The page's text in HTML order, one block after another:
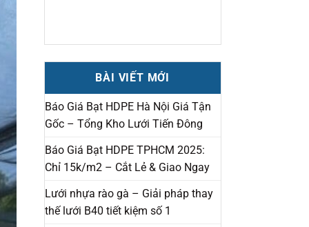
BÀI VIẾT MỚI
Báo Giá Bạt HDPE Hà Nội Giá Tận
Gốc – Tổng Kho Lưới Tiến Đông
Báo Giá Bạt HDPE TPHCM 2025:
Chỉ 15k/m2 – Cắt Lẻ & Giao Ngay
Lưới nhựa rào gà – Giải pháp thay
thế lưới B40 tiết kiệm số 1